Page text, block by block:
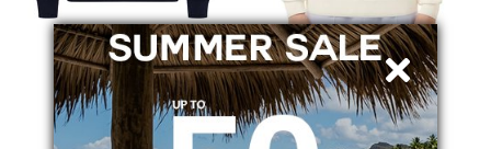
LACOSTE
MAGLIONCINO IN FILO
LACOSTE
MAGLIONCINO IN FILO